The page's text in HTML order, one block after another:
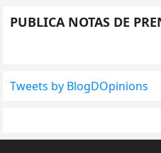
PUBLICA NOTAS DE
Tweets by BlogDOpinions